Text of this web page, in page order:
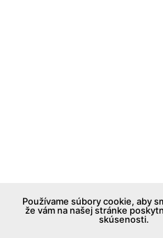
Používame súbory cookie, aby
že vám na našej stránke
skúsenosti.